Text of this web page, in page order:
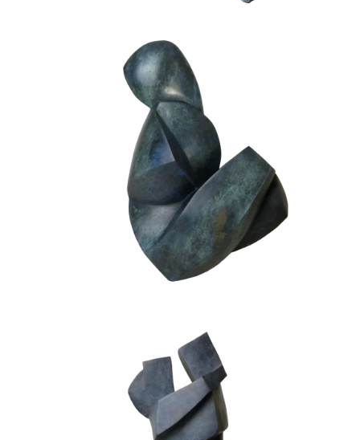
Femme tulipe II
Bronze
Fonderie BARTHELEMY - CREST
Humain